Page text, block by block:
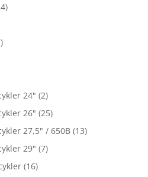
24" (2)
26" (25)
27,5" / 650B (13)
29" (7)
(16)